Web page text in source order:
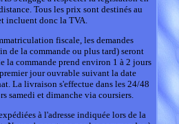
Tous les prix sont destinés au
incluent donc la TVA.
fiscale, les demandes
de la commande ou plus tard) seront
la commande prend environ 1 à 2 jours
jour ouvrable suivant la date
La livraison s'effectue dans les 24/48
samedi et dimanche via coursiers.
à l'adresse indiquée lors de la